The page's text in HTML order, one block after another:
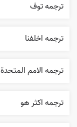
ترجمه توف
ترجمه اخلفنا
ترجمه الامم المتحدة
ترجمه اکثر هو